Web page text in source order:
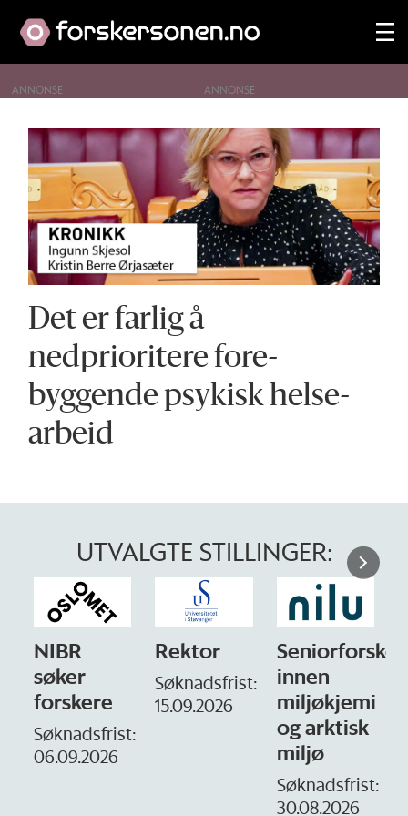
Tag:
ingunn
skjesol
ANNONSE
Det er farlig å
nedprioritere fore­
byggende psykisk helse­
arbeid
UTVALGTE STILLINGER:
NIBR
søker
forskere
Søknadsfrist:
06.09.2026
Rektor
Søknadsfrist:
15.09.2026
Seniorforsker
innen
miljøkjemi
og arktisk
miljø
Søknadsfrist:
30.08.2026